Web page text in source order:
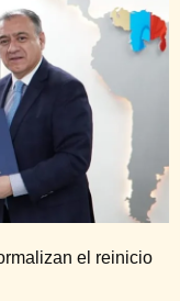
el reinicio